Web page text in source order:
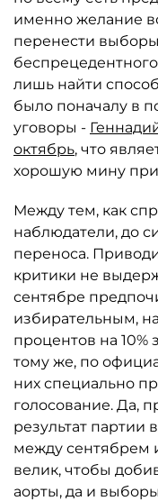
именно желание
перенести
лишь найти
было поначалу в
уговоры -
октябрь, что
хорошую мину при
Между тем, как
наблюдатели, до
переноса.
критики не
сентябре
избирательным,
процентов на
тому же, по
них специально
голосование. Да,
результат партии
между сентябрем
велик, чтобы
аорты, да и